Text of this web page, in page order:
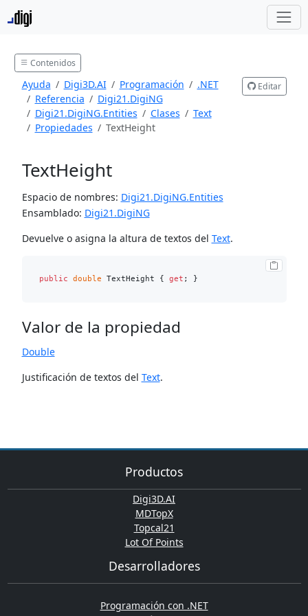
Contenidos
Ayuda Digi3D.AI Programación
.NET
Referencia
Digi21.DigiNG
Digi21.DigiNG.Entities
Clases
Text
Propiedades
TextHeight
Editar
TextHeight
Espacio de nombres: Digi21.DigiNG.Entities
Ensamblado: Digi21.DigiNG
Devuelve o asigna la altura de textos del Text.
public double TextHeight { get
Valor de la propiedad
Double
Justificación de textos del Text.
Productos
Digi3D.AI
MDTopX
Topcal21
Lot Of Points
Desarrolladores
Programación con .NET